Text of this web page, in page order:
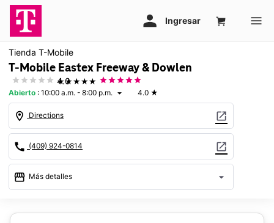
Tienda T-Mobile
T-Mobile Eastex Freeway & Dowlen
★★★★★
4.0
Abierto : 10:00 a.m. - 8:00 p.m. arrow_drop_down 4.0 ★
location_on Directions open_in_new
call (409) 924-0814 open_in_new
storefront Más detalles arrow_drop_down